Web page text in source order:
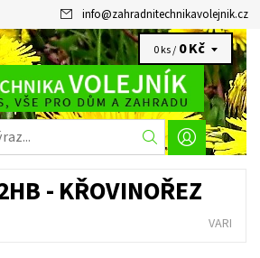
info@zahradnitechnikavolejnik.cz
0 ks / 0 Kč
- KŘOVINOŘEZ
VARI